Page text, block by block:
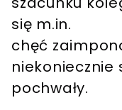
się m.in.
chęć
pochwały.